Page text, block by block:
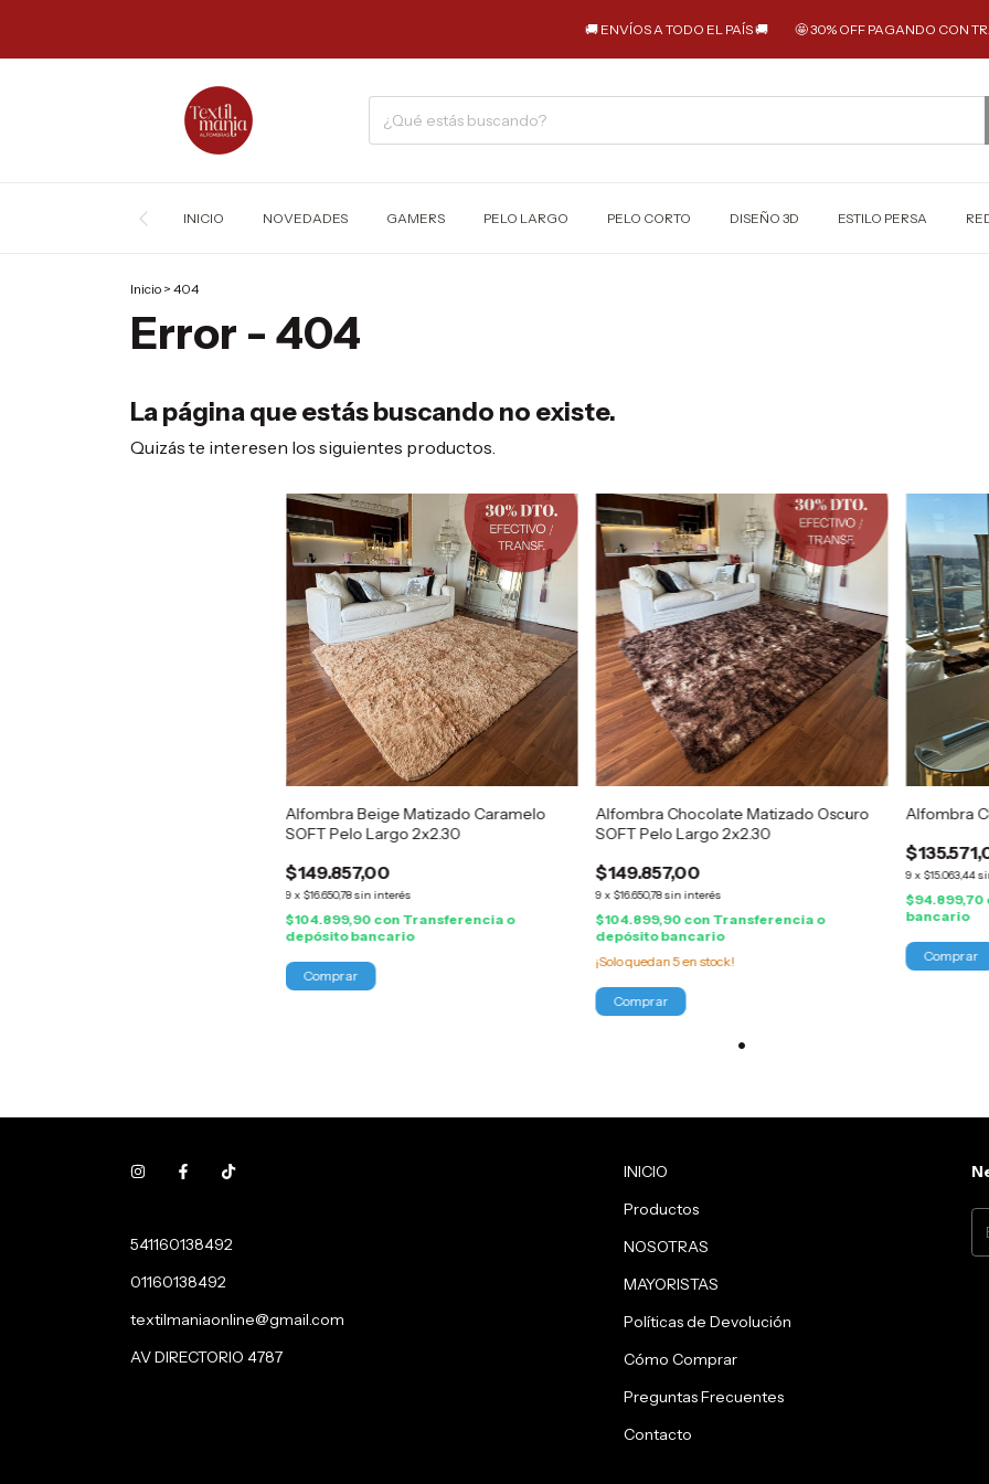
🚚 ENVÍOS A TODO EL PAÍS 🚚 🤩 30% OFF PAGANDO CON
INICIO NOVEDADES GAMERS PELO LARGO PELO CORTO DISEÑO 3D ESTILO PERSA
Inicio > 404
Error - 404
La página que estás buscando no existe.
Quizás te interesen los siguientes productos.
Alfombra Beige Matizado Caramelo
SOFT Pelo Largo 2x2.30
$149.857,00
9x $16.650,78sin interés
$104.899,90 con Transferencia o
depósito bancario
Alfombra Chocolate Matizado Oscuro
SOFT Pelo Largo 2x2.30
$149.857,00
9x $16.650,78sin interés
$104.899,90 con Transferencia o
depósito bancario
¡Solo quedan5en stock!
Alfombra
9x $15.063,44
$94.899,70
bancario
541160138492
01160138492
textilmaniaonline@gmail.com
AV DIRECTORIO 4787
INICIO
Productos
NOSOTRAS
MAYORISTAS
Políticas de Devolución
Cómo Comprar
Preguntas Frecuentes
Contacto